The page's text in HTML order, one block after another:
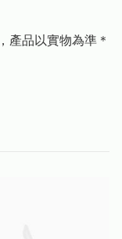
產品以實物為準＊